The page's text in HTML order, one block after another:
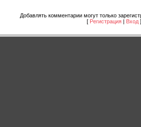
Добавлять комментарии могут только
[ Регистрация | Вход ]